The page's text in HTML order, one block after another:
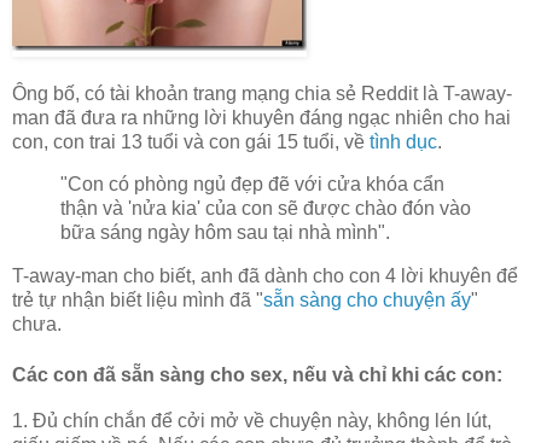
Ông bố, có tài khoản trang mạng chia sẻ Reddit là T-away-
man đã đưa ra những lời khuyên đáng ngạc nhiên cho hai
con, con trai 13 tuổi và con gái 15 tuổi, về tình dục.
"Con có phòng ngủ đẹp đẽ với cửa khóa cẩn
thận và 'nửa kia' của con sẽ được chào đón vào
bữa sáng ngày hôm sau tại nhà mình".
T-away-man cho biết, anh đã dành cho con 4 lời khuyên để
trẻ tự nhận biết liệu mình đã "sẵn sàng cho chuyện ấy"
chưa.
Các con đã sẵn sàng cho sex, nếu và chỉ khi các con:
1. Đủ chín chắn để cởi mở về chuyện này, không lén lút,